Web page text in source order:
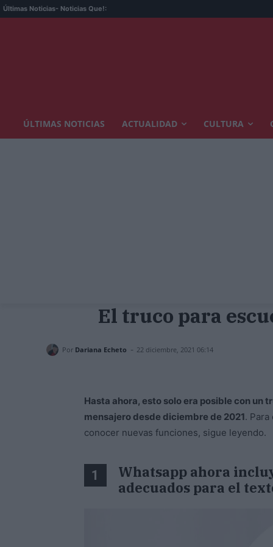
Últimas Noticias- Noticias Que!:
ÚLTIMAS NOTICIAS ACTUALIDAD CULTURA
El truco para
Por Dariana Echeto - 22 diciembre, 2021 06:14
Hasta ahora, esto solo era posible con un
mensajero desde diciembre de 2021.
conocer nuevas funciones, sigue leyendo.
1
Whatsapp ahora
adecuados para el